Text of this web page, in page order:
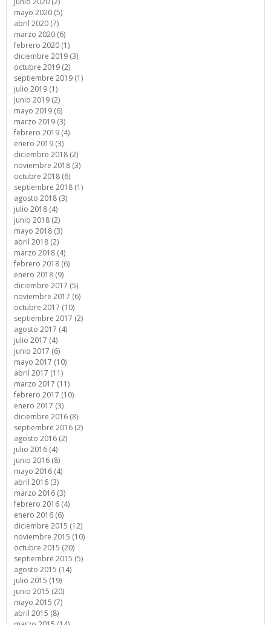
mayo 2020 (5)
abril 2020 (7)
marzo 2020 (6)
febrero 2020 (1)
diciembre 2019 (3)
octubre 2019 (2)
septiembre 2019 (1)
julio 2019 (1)
junio 2019 (2)
mayo 2019 (6)
marzo 2019 (3)
febrero 2019 (4)
enero 2019 (3)
diciembre 2018 (2)
noviembre 2018 (3)
octubre 2018 (6)
septiembre 2018 (1)
agosto 2018 (3)
julio 2018 (4)
junio 2018 (2)
mayo 2018 (3)
abril 2018 (2)
marzo 2018 (4)
febrero 2018 (6)
enero 2018 (9)
diciembre 2017 (5)
noviembre 2017 (6)
octubre 2017 (10)
septiembre 2017 (2)
agosto 2017 (4)
julio 2017 (4)
junio 2017 (6)
mayo 2017 (10)
abril 2017 (11)
marzo 2017 (11)
febrero 2017 (10)
enero 2017 (3)
diciembre 2016 (8)
septiembre 2016 (2)
agosto 2016 (2)
julio 2016 (4)
junio 2016 (8)
mayo 2016 (4)
abril 2016 (3)
marzo 2016 (3)
febrero 2016 (4)
enero 2016 (6)
diciembre 2015 (12)
noviembre 2015 (10)
octubre 2015 (20)
septiembre 2015 (5)
agosto 2015 (14)
julio 2015 (19)
junio 2015 (20)
mayo 2015 (7)
abril 2015 (8)